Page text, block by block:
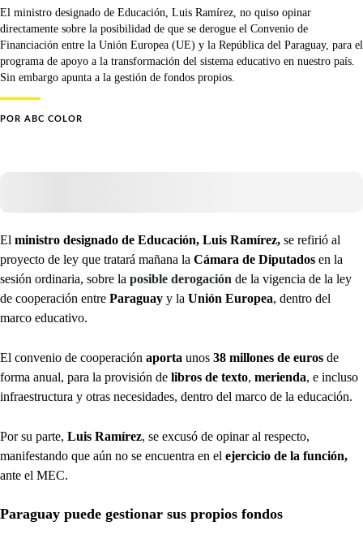
El ministro designado de Educación, Luis Ramírez, no quiso opinar
directamente sobre la posibilidad de que se derogue el Convenio de
Financiación entre la Unión Europea (UE) y la República del Paraguay, para el
programa de apoyo a la transformación del sistema educativo en nuestro país.
Sin embargo apunta a la gestión de fondos propios.
POR ABC COLOR
El ministro designado de Educación, Luis Ramírez, se refirió al
proyecto de ley que tratará mañana la Cámara de Diputados en la
sesión ordinaria, sobre la posible derogación de la vigencia de la ley
de cooperación entre Paraguay y la Unión Europea, dentro del
marco educativo.
El convenio de cooperación aporta unos 38 millones de euros de
forma anual, para la provisión de libros de texto, merienda, e incluso
infraestructura y otras necesidades, dentro del marco de la educación.
Por su parte, Luis Ramírez, se excusó de opinar al respecto,
manifestando que aún no se encuentra en el ejercicio de la función,
ante el MEC.
Paraguay puede gestionar sus propios fondos